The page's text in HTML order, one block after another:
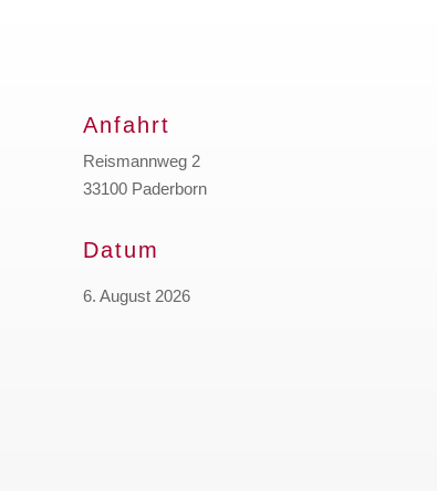
Anfahrt
Reismannweg 2
33100 Paderborn
Datum
6. August 2026